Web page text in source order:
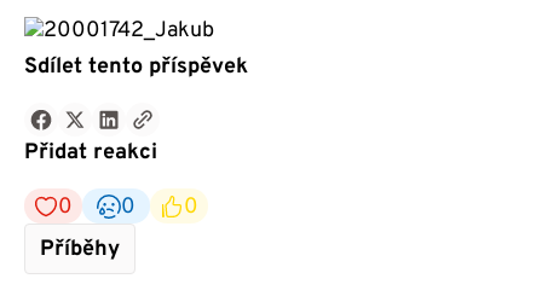
Sdílet tento příspěvek
Přidat reakci
0
0
0
Příběhy